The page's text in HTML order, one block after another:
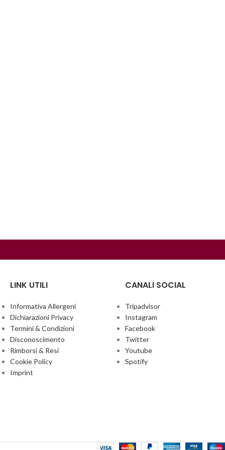
LINK UTILI
Informativa Allergeni
Dichiarazioni Privacy
Termini & Condizioni
Disconoscimento
Rimborsi & Resi
Cookie Policy
Imprint
CANALI SOCIAL
Tripadvisor
Instagram
Facebook
Twitter
Youtube
Spotify